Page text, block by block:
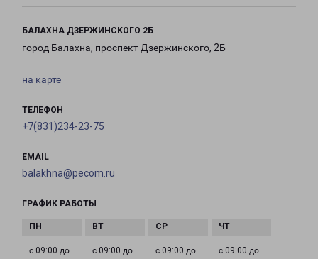
БАЛАХНА ДЗЕРЖИНСКОГО 2Б
город Балахна, проспект Дзержинского, 2Б
на карте
ТЕЛЕФОН
+7(831)234-23-75
EMAIL
balakhna@pecom.ru
ГРАФИК РАБОТЫ
с 09:00 до с 09:00 до с 09:00 до с 09:00 до